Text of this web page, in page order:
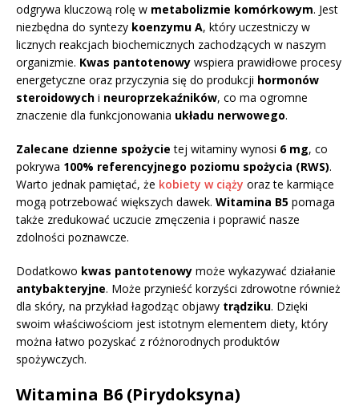
odgrywa kluczową rolę w metabolizmie komórkowym. Jest
niezbędna do syntezy koenzymu A, który uczestniczy w
licznych reakcjach biochemicznych zachodzących w naszym
organizmie. Kwas pantotenowy wspiera prawidłowe procesy
energetyczne oraz przyczynia się do produkcji hormonów
steroidowych i neuroprzekaźników, co ma ogromne
znaczenie dla funkcjonowania układu nerwowego.
Zalecane dzienne spożycie tej witaminy wynosi 6 mg, co
pokrywa 100% referencyjnego poziomu spożycia (RWS).
Warto jednak pamiętać, że kobiety w ciąży oraz te karmiące
mogą potrzebować większych dawek. Witamina B5 pomaga
także zredukować uczucie zmęczenia i poprawić nasze
zdolności poznawcze.
Dodatkowo kwas pantotenowy może wykazywać działanie
antybakteryjne. Może przynieść korzyści zdrowotne również
dla skóry, na przykład łagodząc objawy trądziku. Dzięki
swoim właściwościom jest istotnym elementem diety, który
można łatwo pozyskać z różnorodnych produktów
spożywczych.
Witamina B6 (Pirydoksyna)